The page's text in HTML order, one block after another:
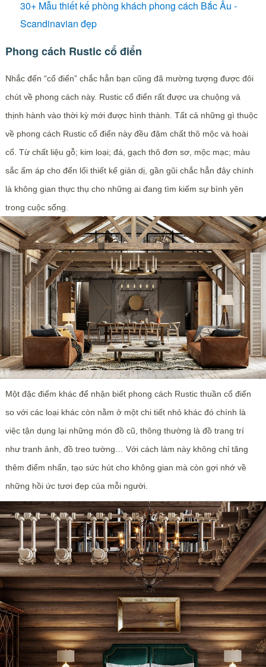
30+ Mẫu thiết kế phòng khách phong cách Bắc Âu -
Scandinavian đẹp
Phong cách Rustic cổ điển
Nhắc đến “cổ điển” chắc hẳn bạn cũng đã mường tượng được đôi
chút về phong cách này. Rustic cổ điển rất được ưa chuộng và
thịnh hành vào thời kỳ mới được hình thành. Tất cả những gì thuộc
về phong cách Rustic cổ điển này đều đậm chất thô mộc và hoài
cổ. Từ chất liệu gỗ; kim loại; đá, gạch thô đơn sơ, mộc mạc; màu
sắc ấm áp cho đến lối thiết kế giản dị, gần gũi chắc hẳn đây chính
là không gian thực thụ cho những ai đang tìm kiếm sự bình yên
trong cuộc sống.
Một đặc điểm khác để nhận biết phong cách Rustic thuần cổ điển
so với các loại khác còn nằm ở một chi tiết nhỏ khác đó chính là
việc tận dụng lại những món đồ cũ, thông thường là đồ trang trí
như tranh ảnh, đồ treo tường… Với cách làm này không chỉ tăng
thêm điểm nhấn, tạo sức hút cho không gian mà còn gợi nhớ về
những hồi ức tươi đẹp của mỗi người.